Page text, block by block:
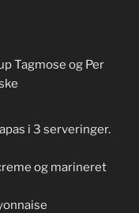
Tagmose og Per
i 3 serveringer.
og marineret